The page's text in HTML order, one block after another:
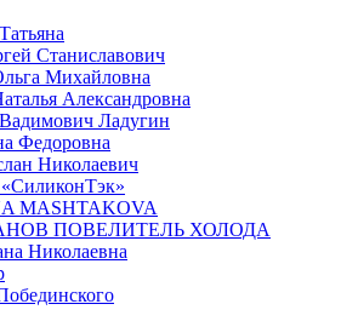
Станиславович
Михайловна
Александровна
Ладугин
Федоровна
Николаевич
MASHTAKOVA
ПОВЕЛИТЕЛЬ ХОЛОДА
Николаевна